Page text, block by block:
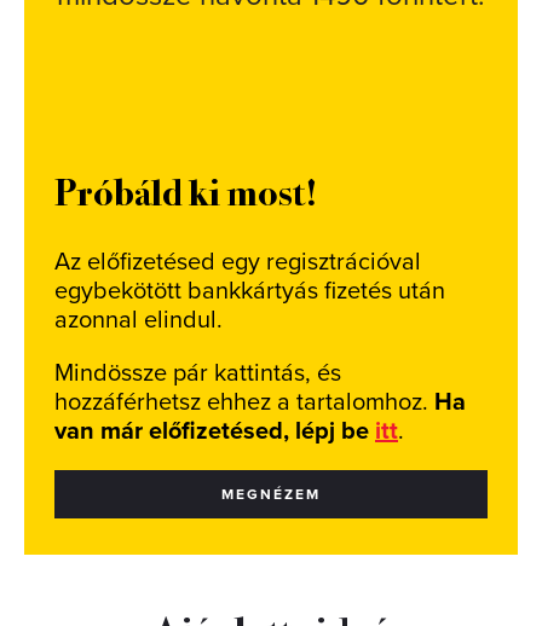
Próbáld ki most!
Az előfizetésed egy regisztrációval
egybekötött bankkártyás fizetés után
azonnal elindul.
Mindössze pár kattintás, és
hozzáférhetsz ehhez a tartalomhoz. Ha
van már előfizetésed, lépj be itt.
MEGNÉZEM